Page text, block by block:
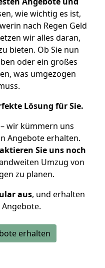
wie wichtig es ist,
nach Regen Geld
wir alles daran,
bieten. Ob Sie nun
oder ein großes
was umgezogen
Lösung für Sie.
wir kümmern uns
Angebote erhalten.
Sie uns noch
Umzug von
zu planen.
aus, und erhalten
erhalten